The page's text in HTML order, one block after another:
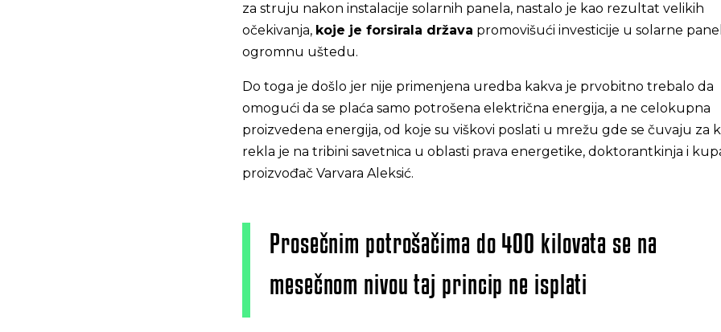
za struju nakon instalacije solarnih panela, nastalo je kao rezultat velikih
očekivanja, koje je forsirala država promovišući investicije u solarne
ogromnu uštedu.
Do toga je došlo jer nije primenjena uredba kakva je prvobitno trebalo da
omogući da se plaća samo potrošena električna energija, a ne celokupna
proizvedena energija, od koje su viškovi poslati u mrežu gde se čuvaju za
rekla je na tribini savetnica u oblasti prava energetike, doktorantkinja i
proizvođač Varvara Aleksić.
Prosečnim potrošačima do 400 kilovata se na
mesečnom nivou taj princip ne isplati